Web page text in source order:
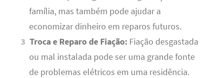
família, mas também pode ajudar a
economizar dinheiro em reparos futuros.
Troca e Reparo de Fiação: Fiação desgastada
ou mal instalada pode ser uma grande fonte
de problemas elétricos em uma residência.